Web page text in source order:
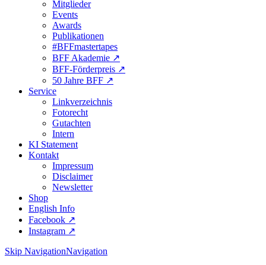
Mitglieder
Events
Awards
Publikationen
#BFFmastertapes
BFF Akademie ↗︎
BFF-Förderpreis ↗︎
50 Jahre BFF ↗︎
Service
Linkverzeichnis
Fotorecht
Gutachten
Intern
KI Statement
Kontakt
Impressum
Disclaimer
Newsletter
Shop
English Info
Facebook ↗︎
Instagram ↗︎
Skip NavigationNavigation